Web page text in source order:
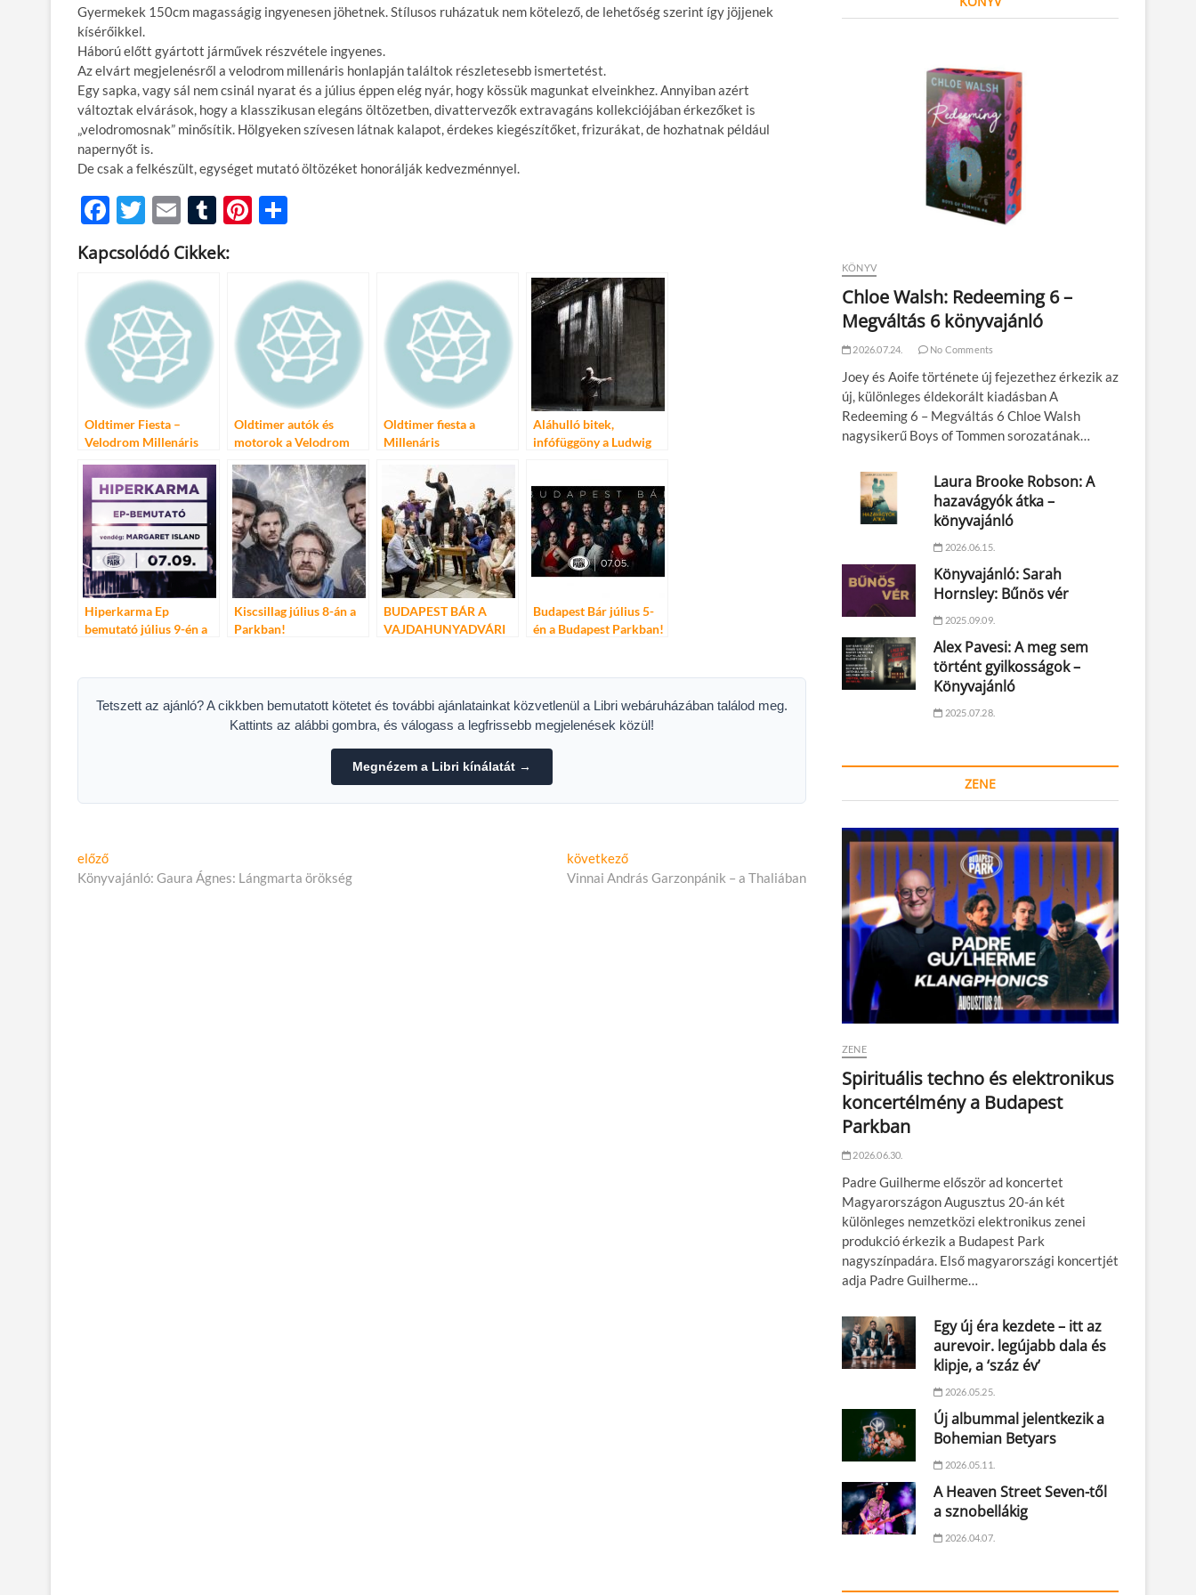
Gyermekek 150cm magasságig ingyenesen jöhetnek. Stílusos ruházatuk nem kötelező, de lehetőség szerint így jöjjenek
kísérőikkel.
Háború előtt gyártott járművek részvétele ingyenes.
Az elvárt megjelenésről a velodrom millenáris honlapján találtok részletesebb ismertetést.
Egy sapka, vagy sál nem csinál nyarat és a július éppen elég nyár, hogy kössük magunkat elveinkhez. Annyiban azért
változtak elvárások, hogy a klasszikusan elegáns öltözetben, divattervezők extravagáns kollekciójában érkezőket is
„velodromosnak” minősítik. Hölgyeken szívesen látnak kalapot, érdekes kiegészítőket, frizurákat, de hozhatnak például
napernyőt is.
De csak a felkészült, egységet mutató öltözéket honorálják kedvezménnyel.
F
ac
e
b
o
o
k
T
w
itt
er
E
m
ail
T
u
m
Pi
es m
e
g
Kapcsolódó Cikkek:
Oldtimer Fiesta –
Velodrom Millenáris
Oldtimer autók és
motorok a Velodrom
versenypályán
Oldtimer fiesta a
Millenáris
Aláhulló bitek,
infófüggöny a Ludwig
Hiperkarma Ep
bemutató július 9-én a
Kiscsillag július 8-án a
Parkban!
BUDAPEST BÁR A
VAJDAHUNYADVÁRI
Budapest Bár július 5-
én a Budapest Parkban!
Tetszett az ajánló? A cikkben bemutatott kötetet és további ajánlatainkat közvetlenül a Libri webáruházában találod meg.
Kattints az alábbi gombra, és válogass a legfrissebb megjelenések közül!
Megnézem a Libri kínálatát →
Bejegyzés
navigáció
előzőElőző
cikk:
Könyvajánló: Gaura Ágnes: Lángmarta örökség
következőKövetkező
cikk:
Vinnai András Garzonpánik – a Thaliában
KÖNYV
Chloe Walsh: Redeeming 6 –
Megváltás 6 könyvajánló
2026.07.24. No Comments
Joey és Aoife története új fejezethez érkezik az
új, különleges éldekorált kiadásban A
Redeeming 6 – Megváltás 6 Chloe Walsh
nagysikerű Boys of Tommen sorozatának…
Laura Brooke Robson: A
hazavágyók átka –
könyvajánló
2026.06.15.
Könyvajánló: Sarah
Hornsley: Bűnös vér
2025.09.09.
Alex Pavesi: A meg sem
történt gyilkosságok –
Könyvajánló
2025.07.28.
ZENE
ZENE
Spirituális techno és elektronikus
koncertélmény a Budapest
Parkban
2026.06.30.
Padre Guilherme először ad koncertet
Magyarországon Augusztus 20-án két
különleges nemzetközi elektronikus zenei
produkció érkezik a Budapest Park
nagyszínpadára. Első magyarországi koncertjét
adja Padre Guilherme…
Egy új éra kezdete – itt az
aurevoir. legújabb dala és
klipje, a ‘száz év’
2026.05.25.
Új albummal jelentkezik a
Bohemian Betyars
2026.05.11.
A Heaven Street Seven-től
a sznobellákig
2026.04.07.